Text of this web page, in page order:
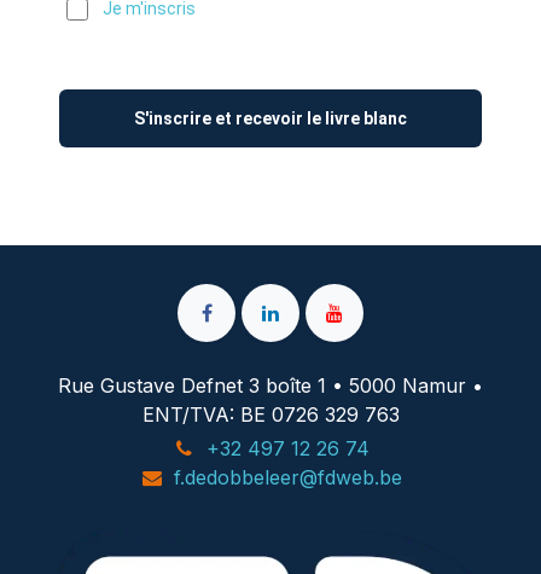
Rue Gustave Defnet 3 boîte 1 • 5000 Namur •
ENT/TVA: BE 0726 329 763
+32 497 12 26 74
f.dedobbeleer@fdweb.be